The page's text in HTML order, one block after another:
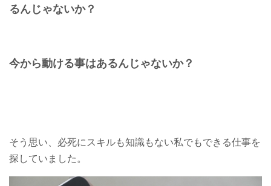
るんじゃないか？
今から動ける事はあるんじゃないか？
そう思い、必死にスキルも知識もない私でもできる仕事を
探していました。